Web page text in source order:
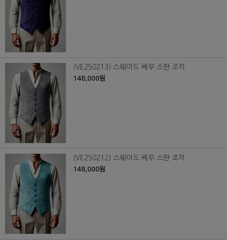
(VE250213) 스웨이드 쎄무 스판 조끼
148,000원
(VE250212) 스웨이드 쎄무 스판 조끼
148,000원